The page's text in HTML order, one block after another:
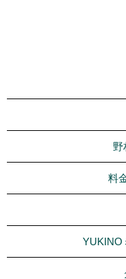
野
料
YUKINO